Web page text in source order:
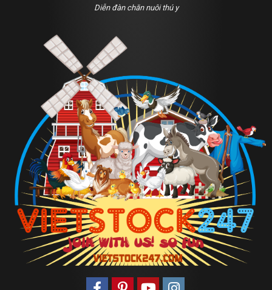
Diễn đàn chăn nuôi thú y